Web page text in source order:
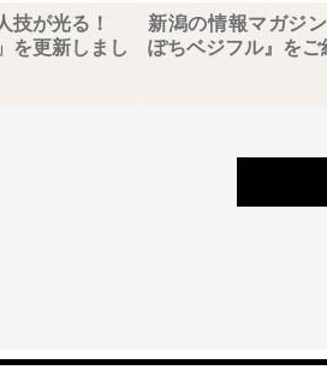
技が光る！
を更新しまし
新潟の情報マガジ
ぽちベジフル』を